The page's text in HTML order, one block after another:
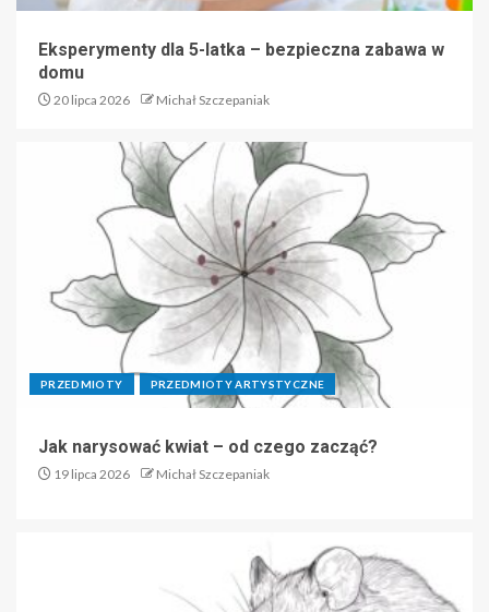
Eksperymenty dla 5-latka – bezpieczna zabawa w
domu
20 lipca 2026 Michał Szczepaniak
PRZEDMIOTY PRZEDMIOTY ARTYSTYCZNE
Jak narysować kwiat – od czego zacząć?
19 lipca 2026 Michał Szczepaniak